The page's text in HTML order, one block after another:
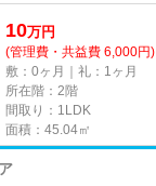
10万円
(管理費・共益費 6,000円)
敷：0ヶ月｜礼：1ヶ月
所在階：2階
間取り：1LDK
面積：45.04㎡